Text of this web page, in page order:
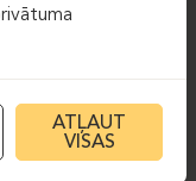
ATĻAUT
VISAS